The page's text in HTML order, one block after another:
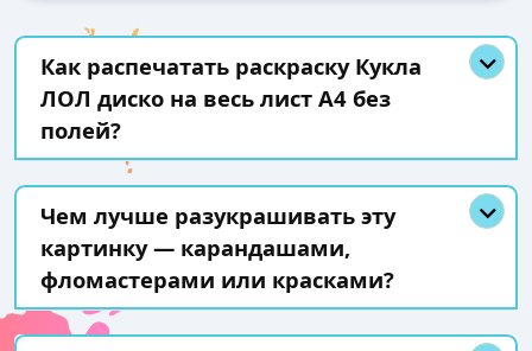
Как распечатать раскраску Кукла
ЛОЛ диско на весь лист А4 без
полей?
Чем лучше разукрашивать эту
картинку — карандашами,
фломастерами или красками?